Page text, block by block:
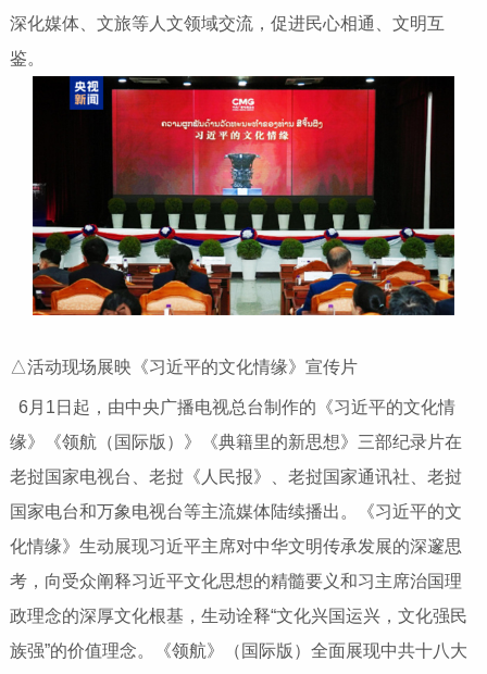
深化媒体、文旅等人文领域交流，促进民心相通、文明互
鉴。
△活动现场展映《习近平的文化情缘》宣传片
6月1日起，由中央广播电视总台制作的《习近平的文化情
缘》《领航（国际版）》《典籍里的新思想》三部纪录片在
老挝国家电视台、老挝《人民报》、老挝国家通讯社、老挝
国家电台和万象电视台等主流媒体陆续播出。《习近平的文
化情缘》生动展现习近平主席对中华文明传承发展的深邃思
考，向受众阐释习近平文化思想的精髓要义和习主席治国理
政理念的深厚文化根基，生动诠释“文化兴国运兴，文化强民
族强”的价值理念。《领航》（国际版）全面展现中共十八大